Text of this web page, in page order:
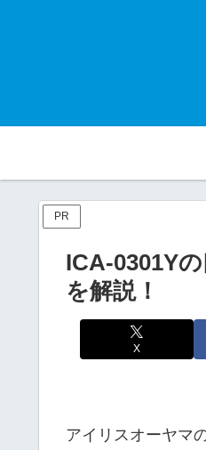
PR
ICA-0301Y
を解説！
X
アイリスオーヤマ